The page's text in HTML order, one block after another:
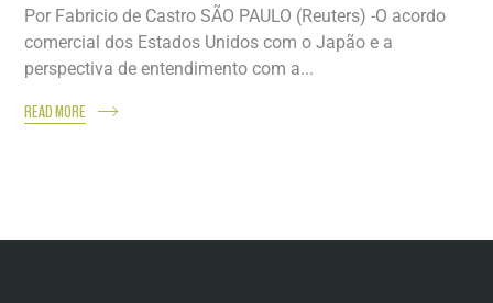
Por Fabricio de Castro SÃO PAULO (Reuters) -O acordo
comercial dos Estados Unidos com o Japão e a
perspectiva de entendimento com a...
READ MORE